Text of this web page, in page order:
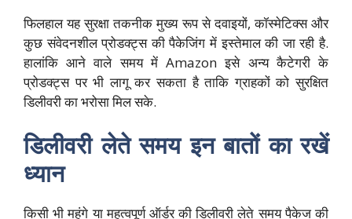
फिलहाल यह सुरक्षा तकनीक मुख्य रूप से दवाइयों, कॉस्मेटिक्स और
कुछ संवेदनशील प्रोडक्ट्स की पैकेजिंग में इस्तेमाल की जा रही है.
हालांकि आने वाले समय में Amazon इसे अन्य कैटेगरी के
प्रोडक्ट्स पर भी लागू कर सकता है ताकि ग्राहकों को सुरक्षित
डिलीवरी का भरोसा मिल सके.
डिलीवरी लेते समय इन बातों का रखें
ध्यान
किसी भी महंगे या महत्वपूर्ण ऑर्डर की डिलीवरी लेते समय पैकेज की